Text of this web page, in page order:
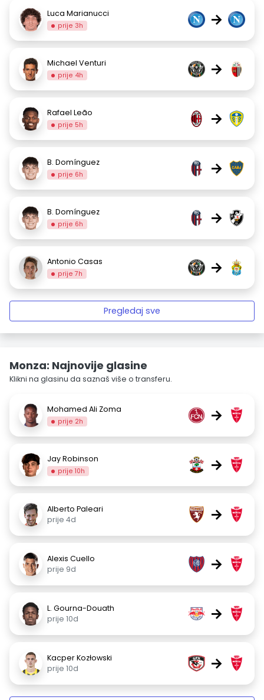
Luca Marianucci
prije 3h →
Michael Venturi
prije 4h →
Rafael Leão
prije 5h →
B. Domínguez
prije 6h →
B. Domínguez
prije 6h →
Antonio Casas
prije 7h →
Pregledaj sve
Monza: Najnovije glasine
Klikni na glasinu da saznaš više o transferu.
Mohamed Ali Zoma
prije 2h →
Jay Robinson
prije 10h →
Alberto Paleari
prije 4d
→
Alexis Cuello
prije 9d
→
L. Gourna-Douath
prije 10d
→
Kacper Kozłowski
prije 10d
→